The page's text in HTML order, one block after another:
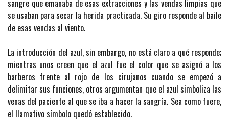
sangre que emanaba de esas extracciones y las vendas limpias que
se usaban para secar la herida practicada. Su giro responde al baile
de esas vendas al viento.
La introducción del azul, sin embargo, no está claro a qué responde;
mientras unos creen que el azul fue el color que se asignó a los
barberos frente al rojo de los cirujanos cuando se empezó a
delimitar sus funciones, otros argumentan que el azul simboliza las
venas del paciente al que se iba a hacer la sangría. Sea como fuere,
el llamativo símbolo quedó establecido.